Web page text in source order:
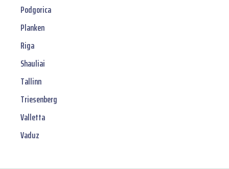
Podgorica
Planken
Riga
Shauliai
Tallinn
Triesenberg
Valletta
Vaduz